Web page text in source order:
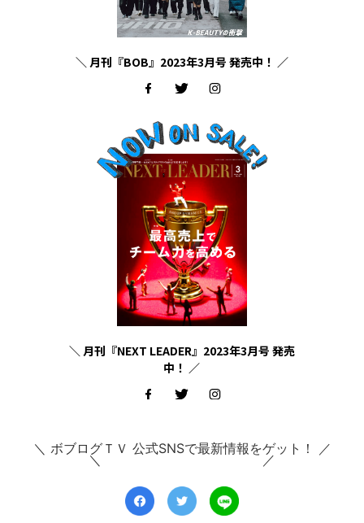
＼ 月刊『BOB』2023年3月号 発売中！ ／
＼ 月刊『NEXT LEADER』2023年3月号 発売
中！ ／
＼ ボブログＴＶ 公式SNSで最新情報をゲット！ ／